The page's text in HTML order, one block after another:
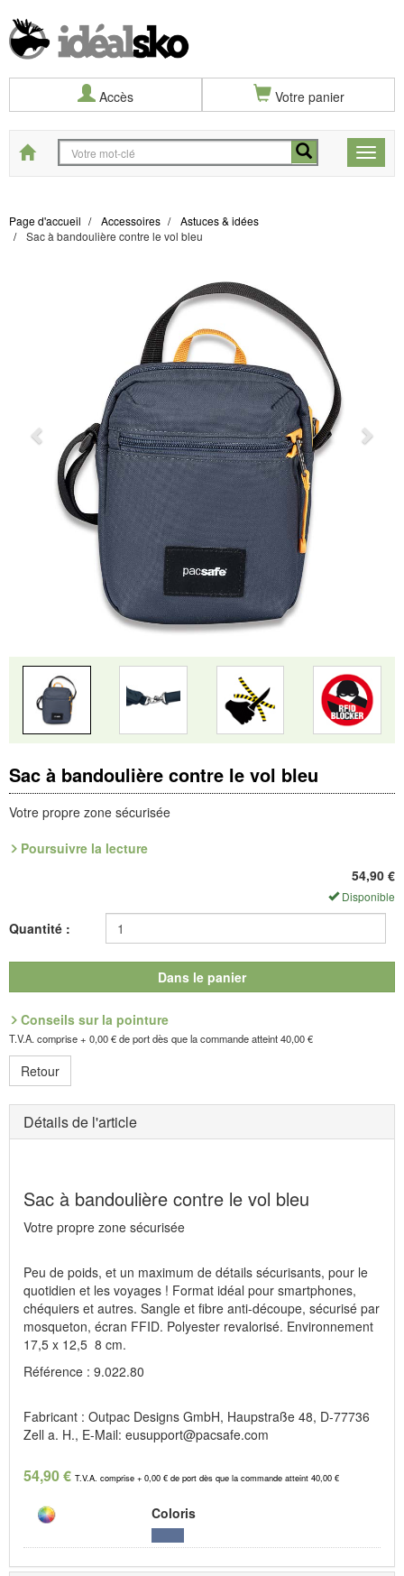
Accès Votre panier
Toggle
Start
Page d'accueil Accessoires
Astuces & idées
Sac à bandoulière contre le vol bleu
Sac à bandoulière contre le vol bleu
Votre propre zone sécurisée
Peu de poids, et un maximum de détails sécurisants, pour le
chéquiers et autres. Sangle et fibre anti-découpe, sécurisé par
mosqueton, écran FFID. Polyester revalorisé. Environnement 17,5
x 12,5 8 cm.
H., E-Mail: eusupport@pacsafe.com
Poursuivre la lecture
54,90 €
Disponible
Quantité :
Dans le panier
Conseils sur la pointure
T.V.A. comprise + 0,00 € de port dès que la commande atteint 40,00 €
Retour
Détails de l'article
Sac à bandoulière contre le vol bleu
Votre propre zone sécurisée
Peu de poids, et un maximum de détails sécurisants, pour le
quotidien et les voyages ! Format idéal pour smartphones,
chéquiers et autres. Sangle et fibre anti-découpe, sécurisé par
mosqueton, écran FFID. Polyester revalorisé. Environnement
17,5 x 12,5 8 cm.
Référence : 9.022.80
Fabricant : Outpac Designs GmbH, Haupstraße 48, D-77736
Zell a. H., E-Mail: eusupport@pacsafe.com
54,90 € T.V.A. comprise + 0,00 € de port dès que la commande atteint 40,00 €
Coloris